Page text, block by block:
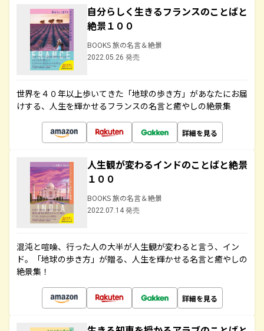
自分らしく生きるフランスのことばと
絶景１００
BOOKS 旅の名言＆絶景
2022.05.26 発売
世界を４０年以上歩いてきた「地球の歩き方」があなたにお届
けする、人生を輝かせるフランスの名言と癒やしの絶景集
詳細を見る
人生観が変わるインドのことばと絶景
１００
BOOKS 旅の名言＆絶景
2022.07.14 発売
混沌と喧噪、行った人の大半が人生観が変わると言う、イン
ド。「地球の歩き方」が贈る、人生を輝かせる名言と癒やしの
絶景集！
詳細を見る